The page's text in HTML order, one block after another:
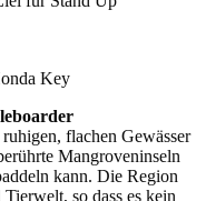
Key
flachen Gewässer
Mangroveninseln
kann. Die Region
so dass es kein